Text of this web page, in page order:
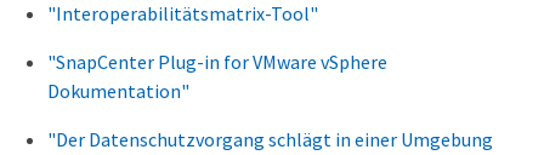
"Interoperabilitätsmatrix-Tool"
"SnapCenter Plug-in for VMware vSphere
Dokumentation"
"Der Datenschutzvorgang schlägt in einer Umgebung